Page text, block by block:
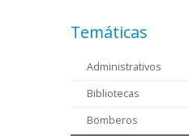
Temáticas
Administrativos
Bibliotecas
Bomberos